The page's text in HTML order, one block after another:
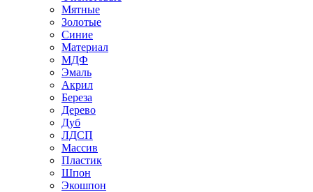
Мятные
Золотые
Синие
Материал
МДФ
Эмаль
Акрил
Береза
Дерево
Дуб
ЛДСП
Массив
Пластик
Шпон
Экошпон